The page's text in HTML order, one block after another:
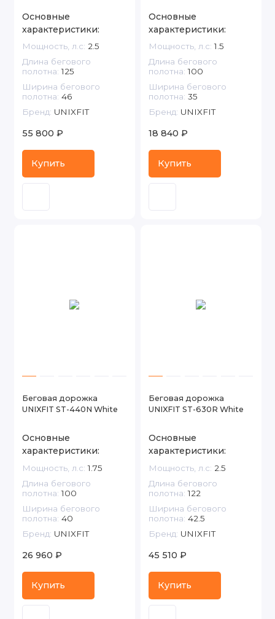
Основные
характеристики:
Мощность, л.с: 2.5
Длина бегового
полотна: 125
Ширина бегового
полотна: 46
Бренд: UNIXFIT
55 800 ₽
Купить
Основные
характеристики:
Мощность, л.с: 1.5
Длина бегового
полотна: 100
Ширина бегового
полотна: 35
Бренд: UNIXFIT
18 840 ₽
Купить
Беговая дорожка
UNIXFIT ST-440N White
Основные
характеристики:
Мощность, л.с: 1.75
Длина бегового
полотна: 100
Ширина бегового
полотна: 40
Бренд: UNIXFIT
26 960 ₽
Купить
Беговая дорожка
UNIXFIT ST-630R White
Основные
характеристики:
Мощность, л.с: 2.5
Длина бегового
полотна: 122
Ширина бегового
полотна: 42.5
Бренд: UNIXFIT
45 510 ₽
Купить